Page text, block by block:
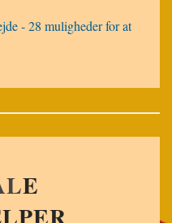
- 28 muligheder for at
E